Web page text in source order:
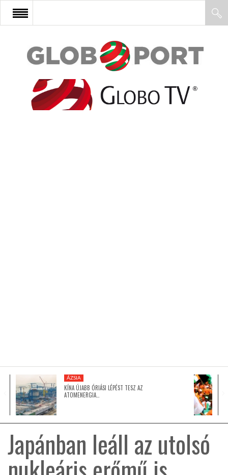
FŐOLDAL
AFRIKA
GLOBOTV BP
HÍR3D
ÁZSIA
KÍNA ÚJABB ÓRIÁSI LÉPÉST TESZ AZ
ATOMENERGIA…
Japánban leáll az utolsó